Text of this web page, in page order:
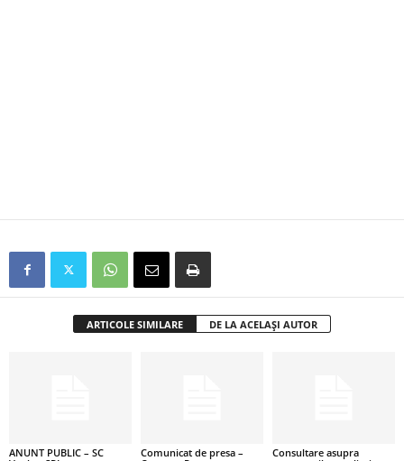
ARTICOLE SIMILARE DE LA ACELAȘI AUTOR
ANUNT PUBLIC – SC
Comunicat de presa –
Consultare asupra